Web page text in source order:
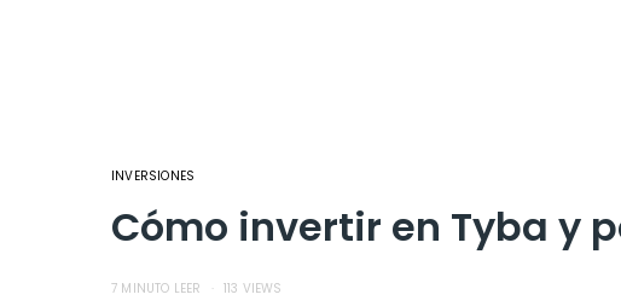
INVERSIONES
Cómo invertir en Tyba y
7 MINUTO LEER 113 VIEWS